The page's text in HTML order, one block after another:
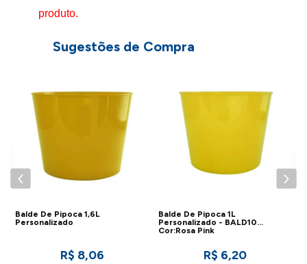
produto.
Sugestões de Compra
Balde De Pipoca 1,6L
Personalizado
R$ 8,06
Balde De Pipoca 1L
Personalizado - BALD10
Cor:Rosa Pink
R$ 6,20